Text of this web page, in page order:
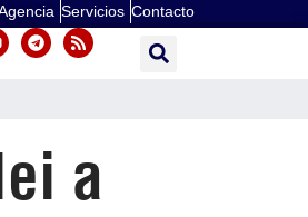
Servicios Contacto
a